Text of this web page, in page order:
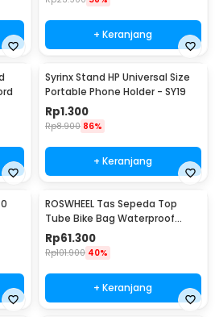
+ Keranjang
Syrinx Stand HP Universal Size
Portable Phone Holder - SY19
Rp1.300
Rp8.900 86%
+ Keranjang
ROSWHEEL Tas Sepeda Top
Tube Bike Bag Waterproof
Holder HP 6 Inch - ROS12
Rp61.300
Rp101.900 40%
+ Keranjang